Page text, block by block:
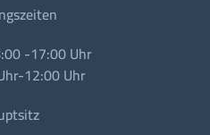
-17:00 Uhr
12:00 Uhr